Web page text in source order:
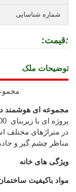
شماره شناسایی
:قیمت:
توضیحات ملک
مجموعه ای هوشمند
مناظر چشم گیر و
ویژگی های خانه
مواد باکیفیت